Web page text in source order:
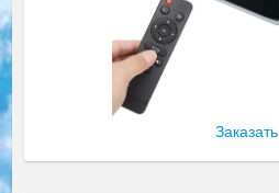
Заказать